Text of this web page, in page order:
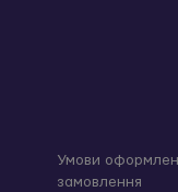
Умови
замовлення